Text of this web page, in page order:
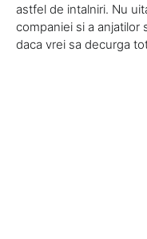
astfel de intalniri. Nu
companiei si a anjatilor
daca vrei sa decurga